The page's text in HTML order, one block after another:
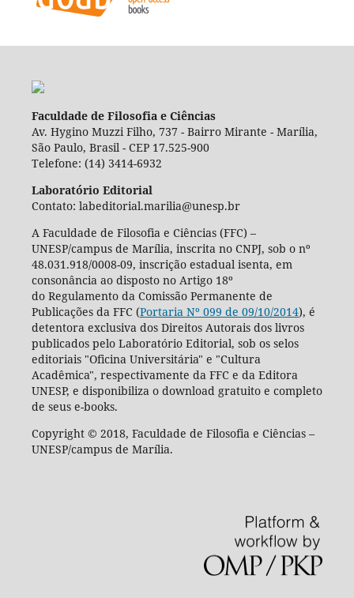
Faculdade de Filosofia e Ciências
Av. Hygino Muzzi Filho, 737 - Bairro Mirante - Marília,
São Paulo, Brasil - CEP 17.525-900
Telefone: (14) 3414-6932
Laboratório Editorial
Contato: labeditorial.marilia@unesp.br
A Faculdade de Filosofia e Ciências (FFC) –
UNESP/campus de Marília, inscrita no CNPJ, sob o nº
48.031.918/0008-09, inscrição estadual isenta, em
consonância ao disposto no Artigo 18º
do Regulamento da Comissão Permanente de
Publicações da FFC (Portaria Nº 099 de 09/10/2014), é
detentora exclusiva dos Direitos Autorais dos livros
publicados pelo Laboratório Editorial, sob os selos
editoriais "Oficina Universitária" e "Cultura
Acadêmica", respectivamente da FFC e da Editora
UNESP, e disponibiliza o download gratuito e completo
de seus e-books.
Copyright © 2018, Faculdade de Filosofia e Ciências –
UNESP/campus de Marília.